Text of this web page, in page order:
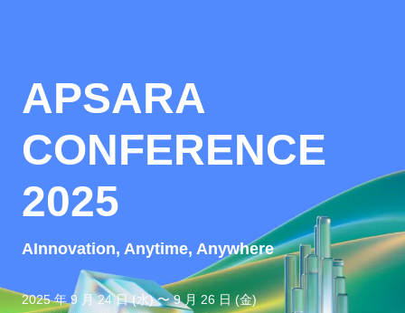
APSARA
CONFERENCE
2025
AInnovation, Anytime, Anywhere
2025 年 9 月 24 日 (水) 〜 9 月 26 日 (金)